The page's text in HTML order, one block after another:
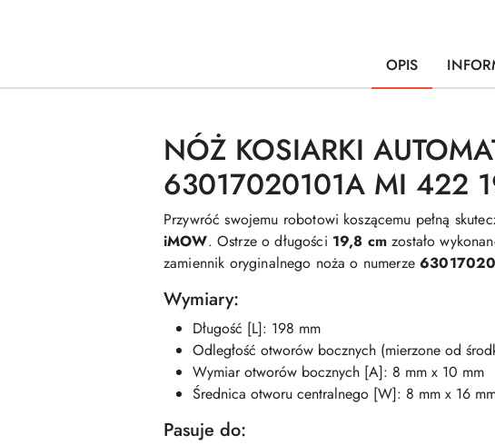
OPIS
NÓŻ KOSIARKI
63017020101A MI 422
Przywróć swojemu robotowi koszącemu pełną
iMOW. Ostrze o długości 19,8 cmzostało
zamiennik oryginalnego noża o numerze
Wymiary:
Długość [L]: 198 mm
Odległość otworów bocznych (mierzone od
Wymiar otworów bocznych [A]: 8 mm x 10 mm
Średnica otworu centralnego [W]: 8 mm x 16
Pasuje do: